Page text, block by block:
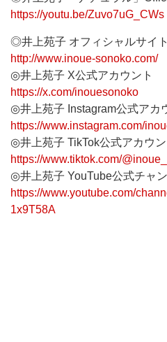
https://youtu.be/Zuvo7uG_CWs
◎井上苑子 オフィシャルサイト
http://www.inoue-sonoko.com/
◎井上苑子 X公式アカウント
https://x.com/inouesonoko
◎井上苑子 Instagram公式アカ
https://www.instagram.com/
◎井上苑子 TikTok公式アカウン
https://www.tiktok.com/
◎井上苑子 YouTube公式チャ
https://www.youtube.com/
1x9T58A